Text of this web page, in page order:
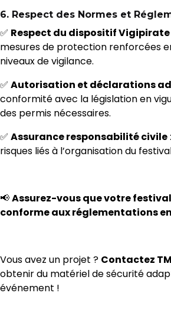
6. Respect des Normes et
✅ Respect du dispositif Vigipirate
mesures de protection renforcées
niveaux de vigilance.
✅ Autorisation et déclarations
conformité avec la législation en
des permis nécessaires.
✅ Assurance responsabilité civile
risques liés à l’organisation du
📢Assurez-vous que votre
conforme aux réglementations
Vous avez un projet ? Contactez
obtenir du matériel de sécurité
événement !